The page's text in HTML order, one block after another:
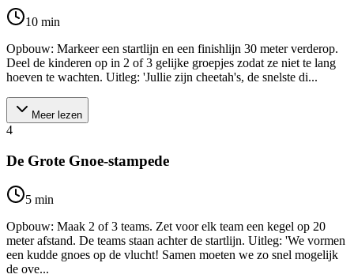
10 min
Opbouw: Markeer een startlijn en een finishlijn 30 meter verderop.
Deel de kinderen op in 2 of 3 gelijke groepjes zodat ze niet te lang
hoeven te wachten. Uitleg: 'Jullie zijn cheetah's, de snelste di...
Meer lezen
4
De Grote Gnoe-stampede
5 min
Opbouw: Maak 2 of 3 teams. Zet voor elk team een kegel op 20
meter afstand. De teams staan achter de startlijn. Uitleg: 'We vormen
een kudde gnoes op de vlucht! Samen moeten we zo snel mogelijk
de ove...